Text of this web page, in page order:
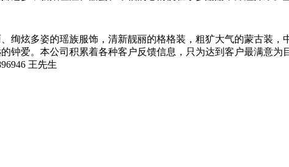
绚炫多姿的瑶族服饰，清新靓丽的格格装，粗犷大气的蒙古装
钟爱。本公司积累着各种客户反馈信息，只为达到客户最满意为
王先生